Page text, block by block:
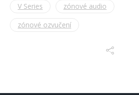
V Series
zónové audio
zónové ozvučení